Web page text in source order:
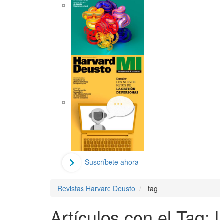
Suscríbete ahora
Revistas Harvard Deusto tag